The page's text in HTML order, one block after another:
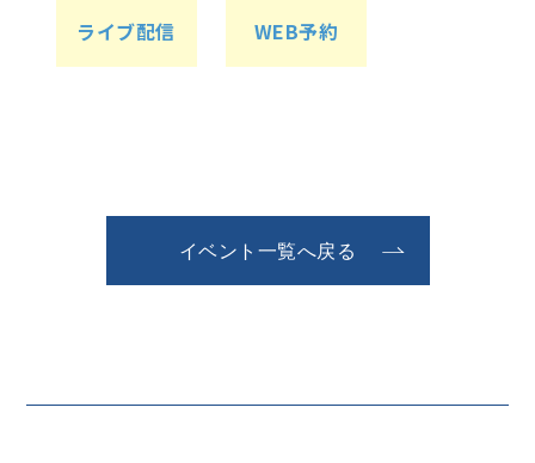
ライブ配信 WEB予約
イベント一覧へ戻る